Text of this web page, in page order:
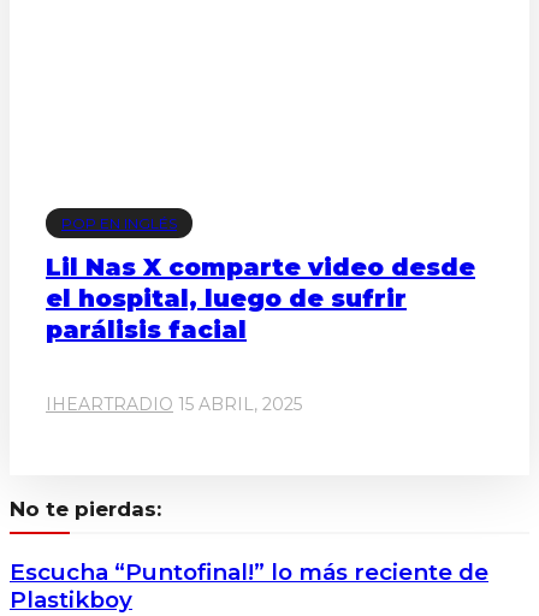
POP EN INGLÉS
Lil Nas X comparte video desde
el hospital, luego de sufrir
parálisis facial
IHEARTRADIO 15 ABRIL, 2025
No te pierdas:
Escucha “Puntofinal!” lo más reciente de
Plastikboy